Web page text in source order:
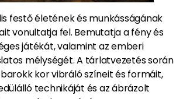
festő életének és munkásságának
vonultatja fel. Bemutatja a fény és
játékát, valamint az emberi
mélységét. A tárlatvezetés során
kor vibráló színeit és formáit,
technikáját és az ábrázolt